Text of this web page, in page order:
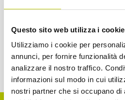
Questo sito web utilizza i cookie
Utilizziamo i cookie per
annunci, per fornire funzionalità
analizzare il nostro traffico.
informazioni sul modo in cui
nostri partner che si occupano di
Esplora tutte le
coinvolgere la